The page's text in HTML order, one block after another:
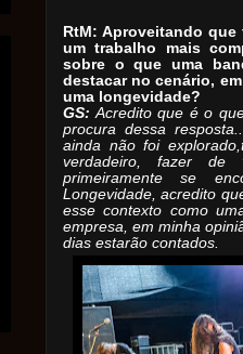
RtM: Aproveitando
um trabalho mais
sobre o que uma
destacar no cenário,
uma longevidade?
GS: Acredito que é o
procura dessa
ainda não foi
verdadeiro, fazer
primeiramente se
Longevidade, acredito
esse contexto como
empresa, em minha
dias estarão contados.